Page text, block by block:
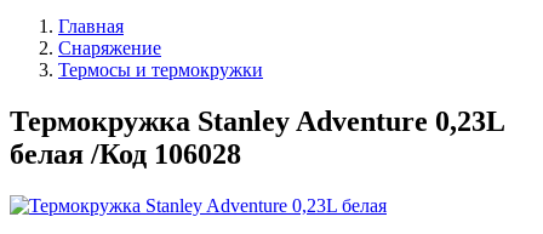
Главная
Снаряжение
Термосы и термокружки
Термокружка Stanley Adventure 0,23L
белая /Код 106028